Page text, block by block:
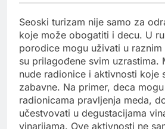
Seoski turizam nije samo za
koje može obogatiti i decu. U
porodice mogu uživati u
su prilagođene svim uzrastima.
nude radionice i aktivnosti koje
zabavne. Na primer, deca
radionicama pravljenja meda,
učestvovati u degustacijama
vinarijama. Ove aktivnosti ne